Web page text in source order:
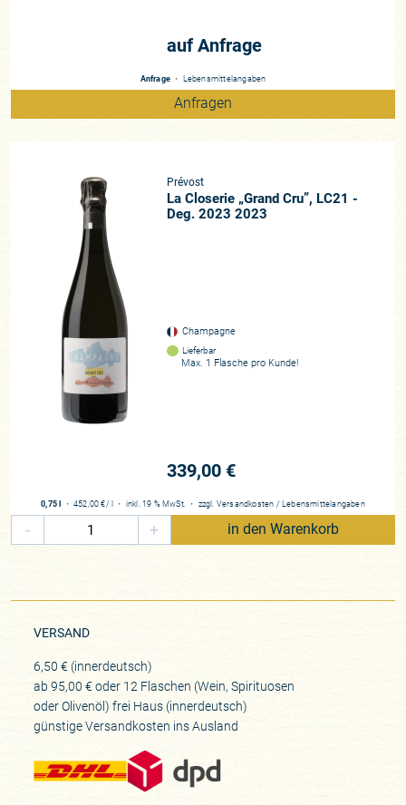
auf Anfrage
Anfrage・ Lebensmittelangaben
Anfragen
Prévost
La Closerie „Grand Cru”, LC21 -
Deg. 2023 2023
Champagne
Lieferbar
Max. 1 Flasche pro Kunde!
339,00 €
0,75 l ・ 452,00 €/ l ・ inkl. 19 % MwSt. ・ zzgl. Versandkosten / Lebensmittelangaben
- + in den Warenkorb
VERSAND
6,50 € (innerdeutsch)
ab 95,00 € oder 12 Flaschen (Wein, Spirituosen
oder Olivenöl) frei Haus (innerdeutsch)
günstige Versandkosten ins Ausland